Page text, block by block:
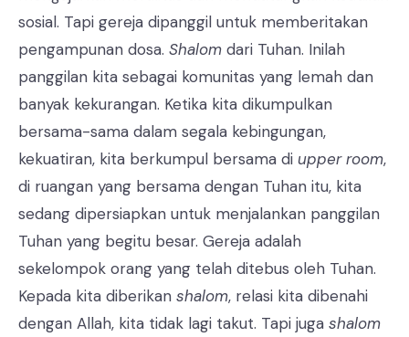
sosial. Tapi gereja dipanggil untuk memberitakan
pengampunan dosa. Shalom dari Tuhan. Inilah
panggilan kita sebagai komunitas yang lemah dan
banyak kekurangan. Ketika kita dikumpulkan
bersama-sama dalam segala kebingungan,
kekuatiran, kita berkumpul bersama di upper room,
di ruangan yang bersama dengan Tuhan itu, kita
sedang dipersiapkan untuk menjalankan panggilan
Tuhan yang begitu besar. Gereja adalah
sekelompok orang yang telah ditebus oleh Tuhan.
Kepada kita diberikan shalom, relasi kita dibenahi
dengan Allah, kita tidak lagi takut. Tapi juga shalom